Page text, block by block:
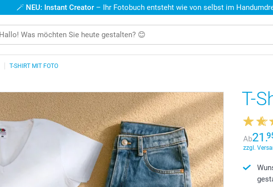
🪄 NEU: Instant Creator – Ihr Fotobuch entsteht wie von selbst im
T-SHIRT MIT FOTO
T-
Ab21.
zzgl.